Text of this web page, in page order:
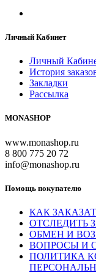
Личный Кабинет
Личный
История
Закладки
Рассылка
MONASHOP
www.monashop.ru
8 800 775 20 72
info@monashop.ru
Помощь покупателю
КАК
ОТСЛЕДИТЬ
ОБМЕН И
ВОПРОСЫ И
ПОЛИТИКА